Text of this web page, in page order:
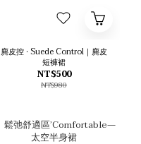
麂皮控 • Suede Control｜麂皮
短褲裙
NT$500
NT$980